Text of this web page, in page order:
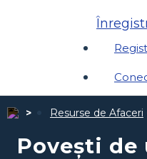
Resurse de Afaceri
Povești